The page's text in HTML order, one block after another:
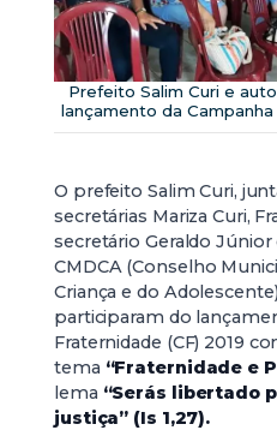
Prefeito Salim Curi e
lançamento da
O prefeito Salim Curi,
secretárias Mariza Curi,
secretário Geraldo
CMDCA (Conselho
Criança e do
participaram do
Fraternidade (CF) 2019
tema “Fraternidade e
lema “Serás libertado
justiça” (Is 1,27).